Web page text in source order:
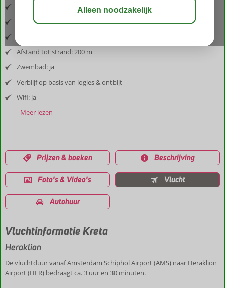
Inclusief vlucht en huurauto
Afstand luchthaven: Heraklion 115 km
Afstand tot strand: 200 m
Zwembad: ja
Verblijf op basis van logies & ontbijt
Wifi: ja
Meer lezen
Prijzen & boeken Beschrijving
Foto's & Video's Vlucht
Autohuur
Vluchtinformatie Kreta
Heraklion
De vluchtduur vanaf Amsterdam Schiphol Airport (AMS) naar Heraklion
Airport (HER) bedraagt ca. 3 uur en 30 minuten.